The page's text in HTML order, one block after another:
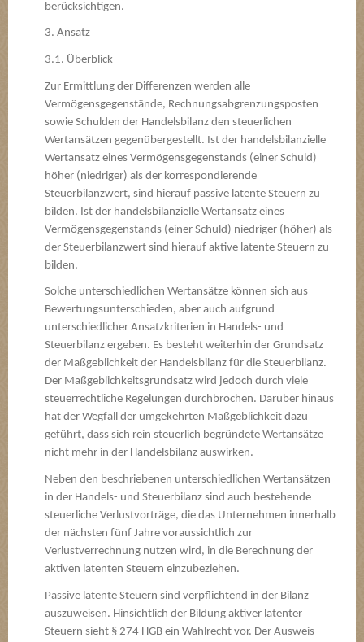
berücksichtigen.
3. Ansatz
3.1. Überblick
Zur Ermittlung der Differenzen werden alle
Vermögensgegenstände, Rechnungsabgrenzungsposten
sowie Schulden der Handelsbilanz den steuerlichen
Wertansätzen gegenübergestellt. Ist der handelsbilanzielle
Wertansatz eines Vermögensgegenstands (einer Schuld)
höher (niedriger) als der korrespondierende
Steuerbilanzwert, sind hierauf passive latente Steuern zu
bilden. Ist der handelsbilanzielle Wertansatz eines
Vermögensgegenstands (einer Schuld) niedriger (höher) als
der Steuerbilanzwert sind hierauf aktive latente Steuern zu
bilden.
Solche unterschiedlichen Wertansätze können sich aus
Bewertungsunterschieden, aber auch aufgrund
unterschiedlicher Ansatzkriterien in Handels- und
Steuerbilanz ergeben. Es besteht weiterhin der Grundsatz
der Maßgeblichkeit der Handelsbilanz für die Steuerbilanz.
Der Maßgeblichkeitsgrundsatz wird jedoch durch viele
steuerrechtliche Regelungen durchbrochen. Darüber hinaus
hat der Wegfall der umgekehrten Maßgeblichkeit dazu
geführt, dass sich rein steuerlich begründete Wertansätze
nicht mehr in der Handelsbilanz auswirken.
Neben den beschriebenen unterschiedlichen Wertansätzen
in der Handels- und Steuerbilanz sind auch bestehende
steuerliche Verlustvorträge, die das Unternehmen innerhalb
der nächsten fünf Jahre voraussichtlich zur
Verlustverrechnung nutzen wird, in die Berechnung der
aktiven latenten Steuern einzubeziehen.
Passive latente Steuern sind verpflichtend in der Bilanz
auszuweisen. Hinsichtlich der Bildung aktiver latenter
Steuern sieht § 274 HGB ein Wahlrecht vor. Der Ausweis